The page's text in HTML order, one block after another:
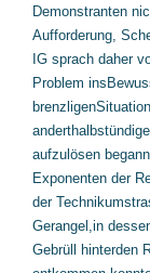
Demonstranten
Aufforderung,
IG sprach daher
Problem
aufzulösen
Exponenten der
der
Gerangel,in
Gebrüll hinterden